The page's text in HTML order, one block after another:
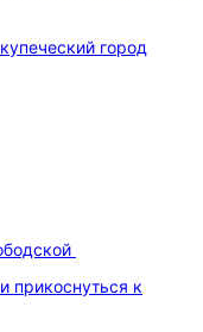
прикоснуться к